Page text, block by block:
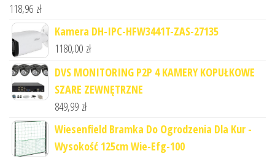
118,96 zł
Kamera DH-IPC-HFW3441T-ZAS-27135
1180,00 zł
DVS MONITORING P2P 4 KAMERY KOPUŁKOWE
SZARE ZEWNĘTRZNE
849,99 zł
Wiesenfield Bramka Do Ogrodzenia Dla Kur -
Wysokość 125cm Wie-Efg-100